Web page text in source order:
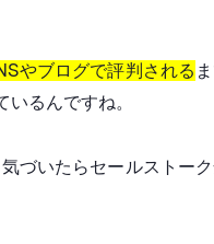
やブログで評判される
るんですね。
づいたらセールストー